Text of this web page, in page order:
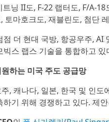
닝 II도, F-22 랩터도, F/A-
토마호크도, 재블린도, 첨단
더 현대 국방, 항공우주,
스 랩스 기술을 통합하고 있
하는 미국 주도 공급망
, 캐나다, 일본, 한국 및 인
기 위해 경쟁하고 있다. 제